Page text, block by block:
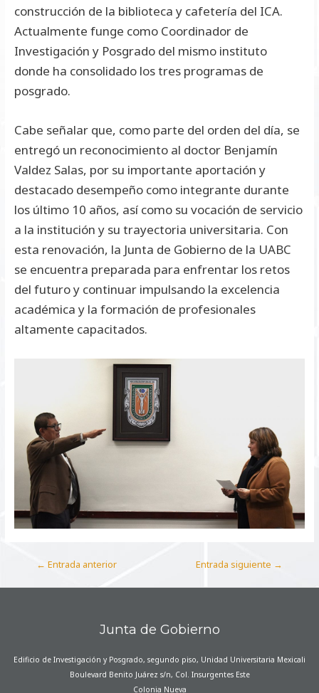
construcción de la biblioteca y cafetería del ICA.
Actualmente funge como Coordinador de
Investigación y Posgrado del mismo instituto
donde ha consolidado los tres programas de
posgrado.
Cabe señalar que, como parte del orden del día, se
entregó un reconocimiento al doctor Benjamín
Valdez Salas, por su importante aportación y
destacado desempeño como integrante durante
los último 10 años, así como su vocación de servicio
a la institución y su trayectoria universitaria. Con
esta renovación, la Junta de Gobierno de la UABC
se encuentra preparada para enfrentar los retos
del futuro y continuar impulsando la excelencia
académica y la formación de profesionales
altamente capacitados.
← Entrada anterior Entrada siguiente →
Junta de Gobierno
Edificio de Investigación y Posgrado, segundo piso, Unidad Universitaria Mexicali
Boulevard Benito Juárez s/n, Col. Insurgentes Este
Colonia Nueva